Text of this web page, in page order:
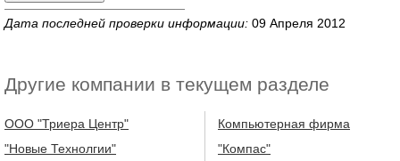
Дата последней проверки информации: 09 Апреля 2012
Другие компании в текущем разделе
ООО "Триера Центр"
"Новые Технолгии"
Компьютерная фирма
"Компас"